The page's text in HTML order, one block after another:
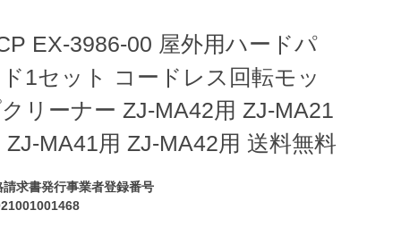
EX-3986-00 屋外用ハードパ
1セット コードレス回転モッ
リーナー ZJ-MA42用 ZJ-MA21
ZJ-MA41用 ZJ-MA42用 送料無料
請求書発行事業者登録番号